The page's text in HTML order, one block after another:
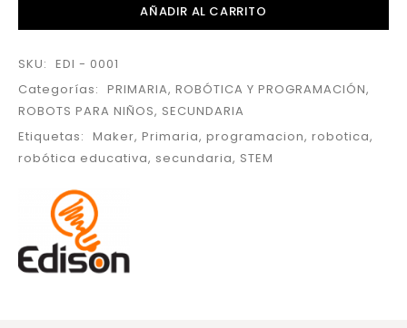
AÑADIR AL CARRITO
SKU: EDI - 0001
Categorías: PRIMARIA, ROBÓTICA Y PROGRAMACIÓN,
ROBOTS PARA NIÑOS, SECUNDARIA
Etiquetas: Maker, Primaria, programacion, robotica,
robótica educativa, secundaria, STEM